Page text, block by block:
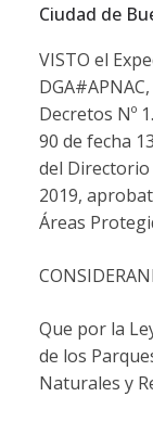
Ciudad de
VISTO el
Decretos Nº
90 de fecha
del Directorio
2019,
Áreas
Que por la
de los
Naturales y